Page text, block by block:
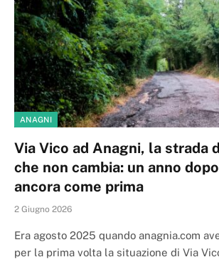
ANAGNI
Via Vico ad Anagni, la strada
che non cambia: un anno
ancora come prima
2 Giugno 2026
Era agosto 2025 quando anagnia.com
per la prima volta la situazione di Via